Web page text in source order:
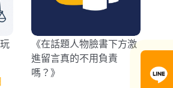
《在話題人物臉書下方激
進留言真的不用負責
嗎？》